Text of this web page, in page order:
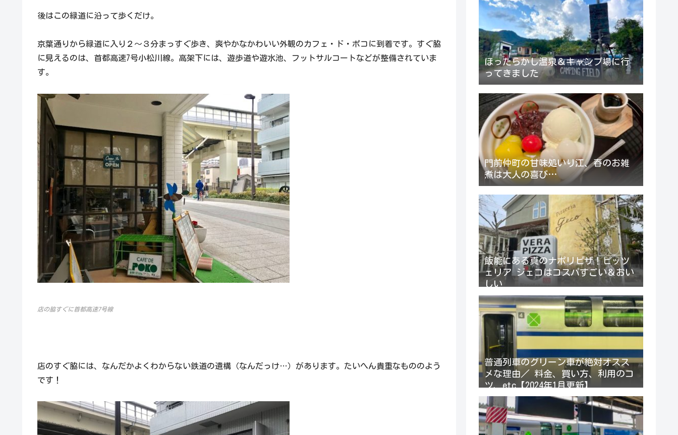
後はこの緑道に沿って歩くだけ。
京葉通りから緑道に入り２～３分まっすぐ歩き、爽やかなかわいい外観のカフェ・ド・ポコに到着です。すぐ脇
に見えるのは、首都高速7号小松川線。高架下には、遊歩道や遊水池、フットサルコートなどが整備されていま
す。
店の脇すぐに首都高速7号線
店のすぐ脇には、なんだかよくわからない鉄道の遺構（なんだっけ…）があります。たいへん貴重なもののよう
です！
ほったらかし温泉＆キャンプ場に行
ってきました
門前仲町の甘味処いり江、春のお雑
煮は大人の喜び…
飯能にある真のナポリピザ！ピッツ
ェリア ジェコはコスパすごい＆おい
しい
普通列車のグリーン車が絶対オスス
メな理由／ 料金、買い方、利用のコ
ツ、etc【2024年1月更新】